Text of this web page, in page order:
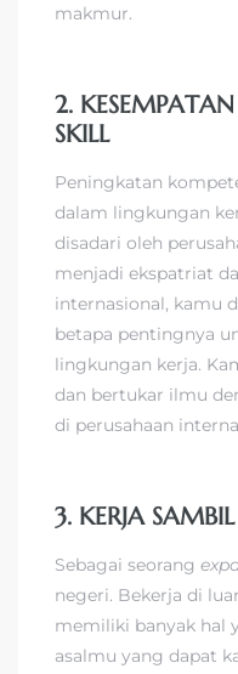
makmur.
2.
SKILL
Peningkatan
dalam lingkungan
disadari oleh
menjadi ekspatriat
internasional, kamu
betapa pentingnya
lingkungan kerja.
dan bertukar ilmu
di perusahaan
3. KERJA
Sebagai seorang
negeri. Bekerja di
memiliki banyak hal
asalmu yang dapat